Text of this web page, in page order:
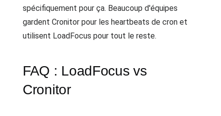
spécifiquement pour ça. Beaucoup d'équipes
gardent Cronitor pour les heartbeats de cron et
utilisent LoadFocus pour tout le reste.
FAQ : LoadFocus vs
Cronitor